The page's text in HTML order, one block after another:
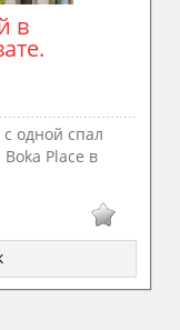
в
одной спал
Place в